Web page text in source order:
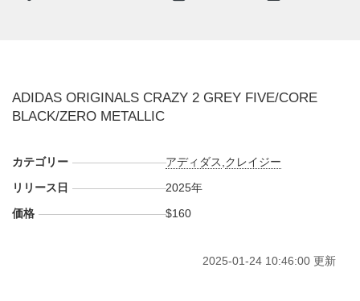
ADIDAS ORIGINALS CRAZY 2 GREY FIVE/CORE
BLACK/ZERO METALLIC
カテゴリー アディダス クレイジー
リリース日
2025年
価格
$160
2025-01-24 10:46:00 更新